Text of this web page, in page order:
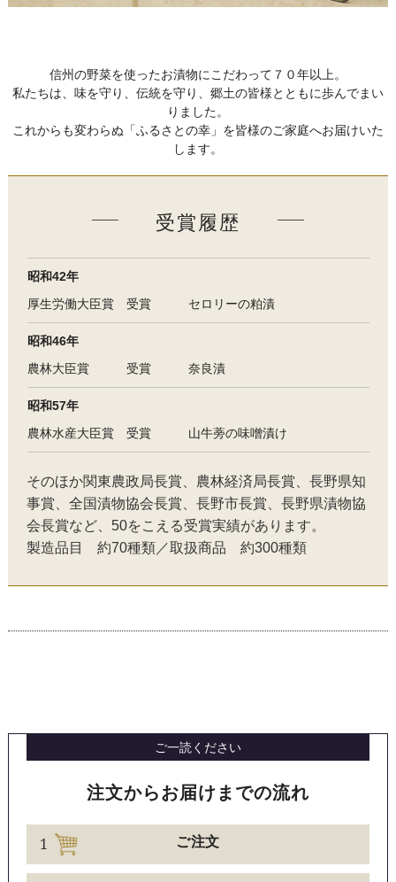
信州の野菜を使ったお漬物にこだわって７０年以上。
私たちは、味を守り、伝統を守り、郷土の皆様とともに歩んでまい
りました。
これからも変わらぬ「ふるさとの幸」を皆様のご家庭へお届けいた
します。
受賞履歴
昭和42年
厚生労働大臣賞 受賞 セロリーの粕漬
昭和46年
農林大臣賞 受賞 奈良漬
昭和57年
農林水産大臣賞 受賞 山牛蒡の味噌漬け
そのほか関東農政局長賞、農林経済局長賞、長野県知
事賞、全国漬物協会長賞、長野市長賞、長野県漬物協
会長賞など、50をこえる受賞実績があります。
製造品目 約70種類／取扱商品 約300種類
ご一読ください
注文からお届けまでの流れ
1 ご注文